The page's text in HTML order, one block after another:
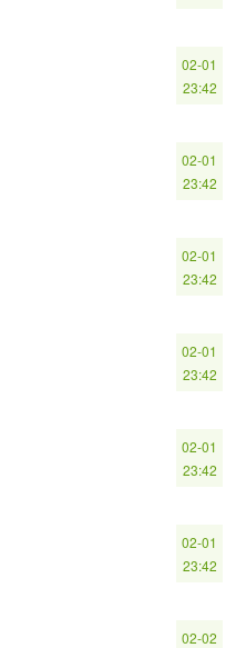
02-01
23:42
02-01
23:42
02-01
23:42
02-01
23:42
02-01
23:42
02-01
23:42
02-02